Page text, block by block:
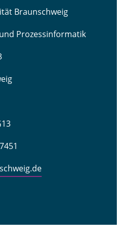
Braunschweig
Prozessinformatik